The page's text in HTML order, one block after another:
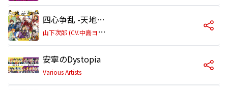
四心争乱 -天地一指-
山
下次郎 (CV.中島ヨシキ)、葛之葉雨彦 (CV.笠間 淳)、伊集院北斗 (CV.神原大地)、木村 龍 (CV.濱 健人)、円城寺道流 (CV.濱野大輝)、天ヶ瀬冬馬 (CV.寺島拓篤)、眉見鋭心 (CV.大塚剛央)、九十九一希 (CV.比留間俊哉)、神楽 麗 (CV.永野由祐)
安寧のDystopia
Various Artists